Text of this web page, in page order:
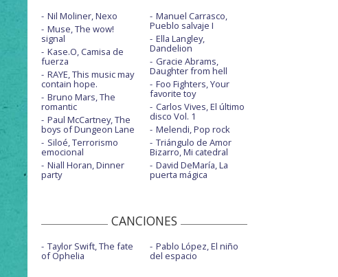
Nil Moliner, Nexo
Muse, The wow!
signal
Kase.O, Camisa de
fuerza
RAYE, This music may
contain hope.
Bruno Mars, The
romantic
Paul McCartney, The
boys of Dungeon Lane
Siloé, Terrorismo
emocional
Niall Horan, Dinner
party
Manuel Carrasco,
Pueblo salvaje I
Ella Langley,
Dandelion
Gracie Abrams,
Daughter from hell
Foo Fighters, Your
favorite toy
Carlos Vives, El último
disco Vol. 1
Melendi, Pop rock
Triángulo de Amor
Bizarro, Mi catedral
David DeMaría, La
puerta mágica
CANCIONES
Taylor Swift, The fate
of Ophelia
Pablo López, El niño
del espacio